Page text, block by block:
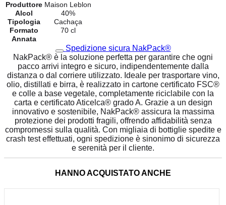
Produttore Maison Leblon
Alcol
40%
Tipologia
Cachaça
Formato
70 cl
Annata
Spedizione sicura NakPack®
NakPack® è la soluzione perfetta per garantire che ogni
pacco arrivi integro e sicuro, indipendentemente dalla
distanza o dal corriere utilizzato. Ideale per trasportare vino,
olio, distillati e birra, è realizzato in cartone certificato FSC®
e colle a base vegetale, completamente riciclabile con la
carta e certificato Aticelca® grado A. Grazie a un design
innovativo e sostenibile, NakPack® assicura la massima
protezione dei prodotti fragili, offrendo affidabilità senza
compromessi sulla qualità. Con migliaia di bottiglie spedite e
crash test effettuati, ogni spedizione è sinonimo di sicurezza
e serenità per il cliente.
HANNO ACQUISTATO ANCHE